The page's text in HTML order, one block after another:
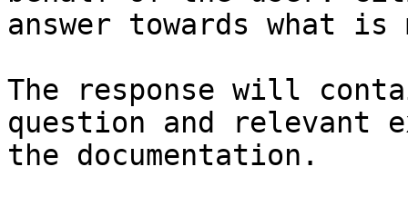
answer towards what
The response will
question and relevant
the documentation.